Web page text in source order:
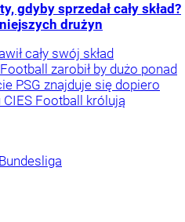
gdyby sprzedał cały skład?
drużyn
cały swój skład
zarobił by dużo ponad
PSG znajduje się dopiero
Football królują
Bundesliga